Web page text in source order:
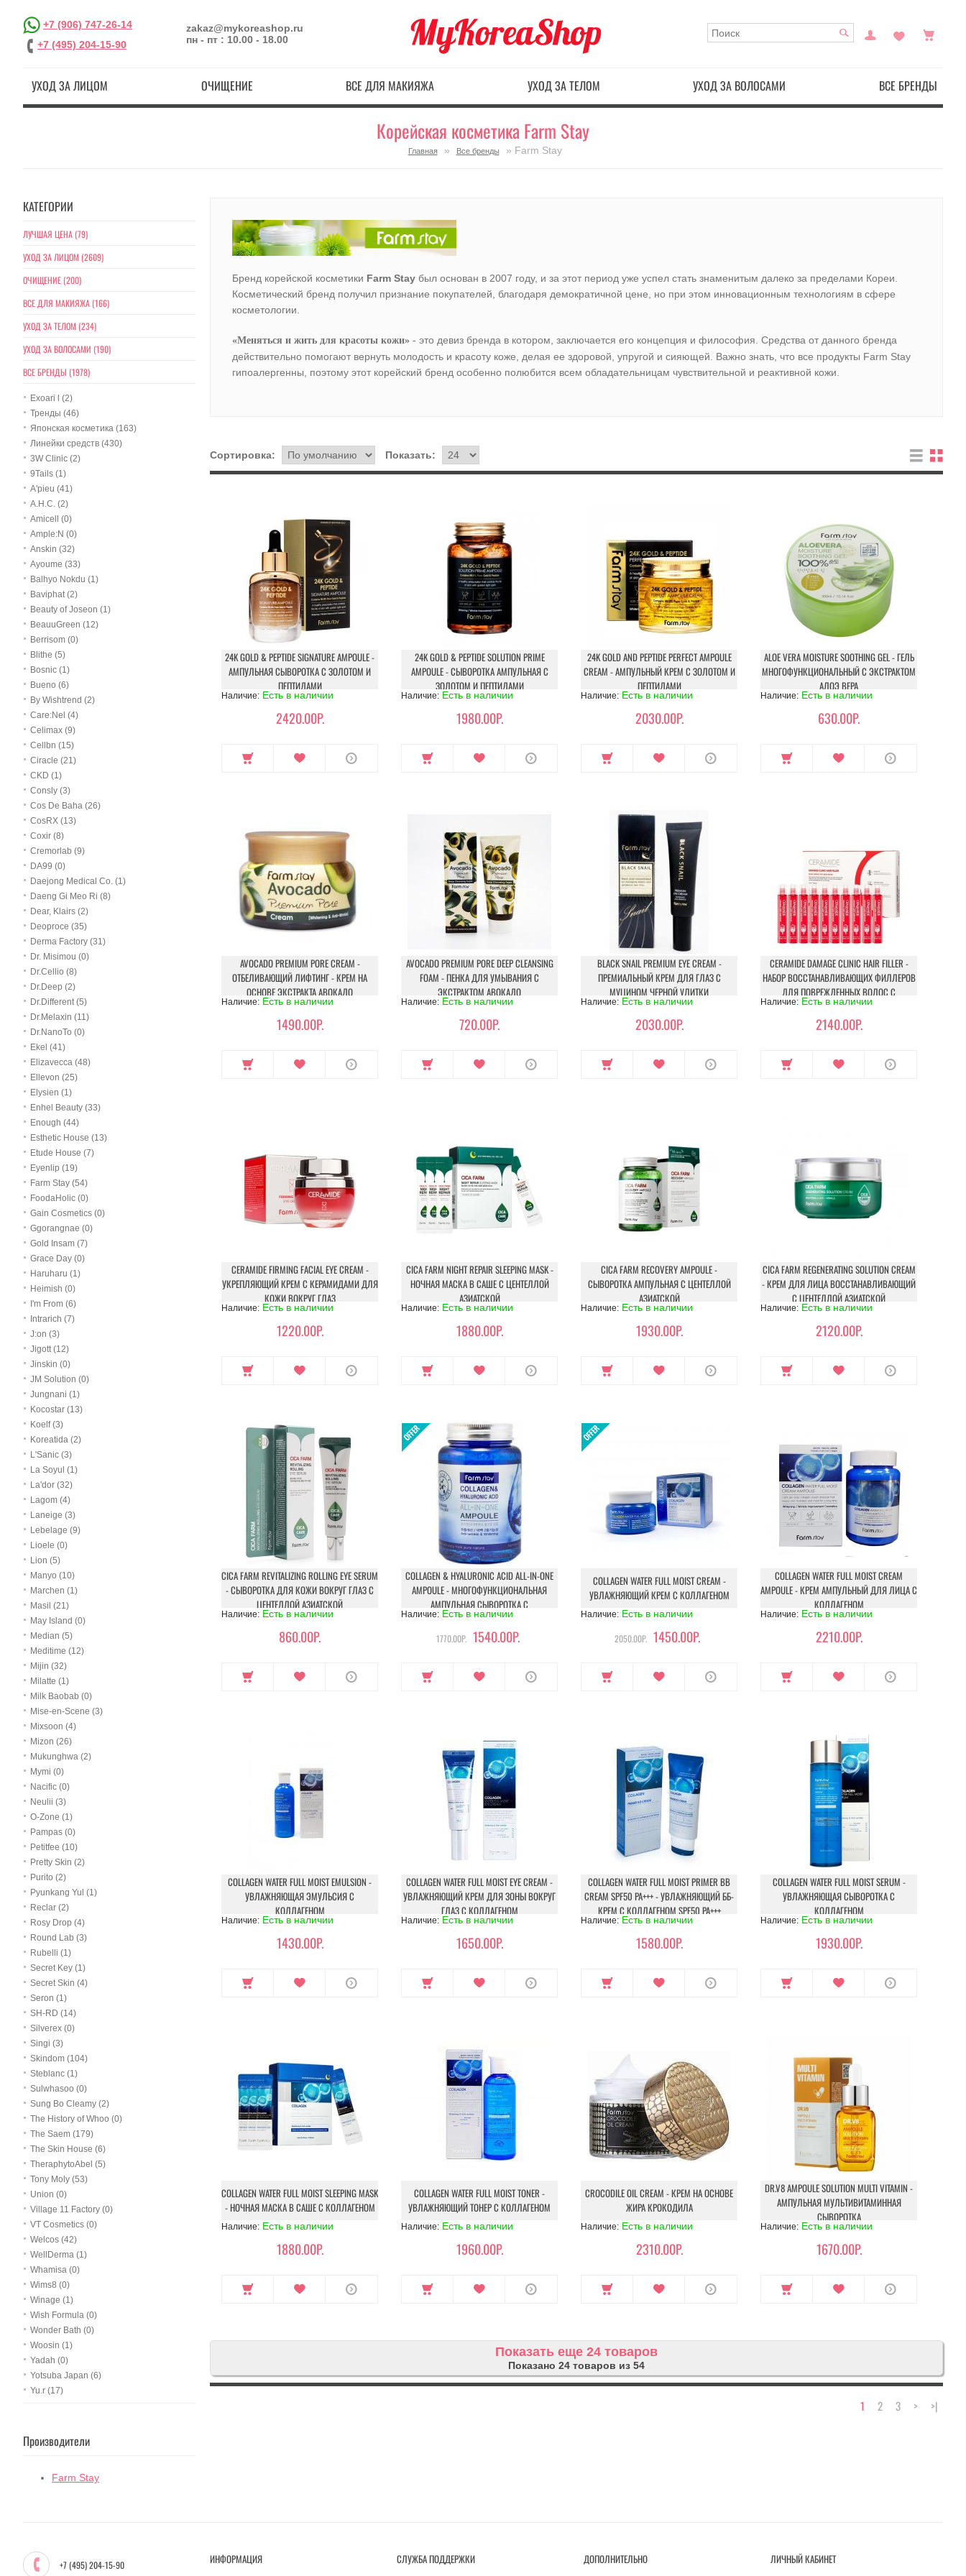
+7 (906) 747-26-14
+7 (495) 204-15-90
zakaz@mykoreashop.ru
пн - пт : 10.00 - 18.00
УХОД ЗА ЛИЦОМ ОЧИЩЕНИЕ ВСЕ ДЛЯ МАКИЯЖА УХОД ЗА ТЕЛОМ УХОД ЗА ВОЛОСАМИ ВСЕ БРЕНДЫ
Корейская косметика Farm Stay
Главная » Все бренды » Farm Stay
КАТЕГОРИИ
ЛУЧШАЯ ЦЕНА (79)
УХОД ЗА ЛИЦОМ (2609)
ОЧИЩЕНИЕ (200)
ВСЕ ДЛЯ МАКИЯЖА (166)
УХОД ЗА ТЕЛОМ (234)
УХОД ЗА ВОЛОСАМИ (190)
ВСЕ БРЕНДЫ (1978)
Exoari l (2)
Тренды (46)
Японская косметика (163)
Линейки средств (430)
3W Clinic (2)
9Tails (1)
A'pieu (41)
A.H.C. (2)
Amicell (0)
Ample:N (0)
Anskin (32)
Ayoume (33)
Balhyo Nokdu (1)
Baviphat (2)
Beauty of Joseon (1)
BeauuGreen (12)
Berrisom (0)
Blithe (5)
Bosnic (1)
Bueno (6)
By Wishtrend (2)
Care:Nel (4)
Celimax (9)
Cellbn (15)
Ciracle (21)
CKD (1)
Consly (3)
Cos De Baha (26)
CosRX (13)
Coxir (8)
Cremorlab (9)
DA99 (0)
Daejong Medical Co. (1)
Daeng Gi Meo Ri (8)
Dear, Klairs (2)
Deoproce (35)
Derma Factory (31)
Dr. Misimou (0)
Dr.Cellio (8)
Dr.Deep (2)
Dr.Different (5)
Dr.Melaxin (11)
Dr.NanoTo (0)
Ekel (41)
Elizavecca (48)
Ellevon (25)
Elysien (1)
Enhel Beauty (33)
Enough (44)
Esthetic House (13)
Etude House (7)
Eyenlip (19)
Farm Stay (54)
FoodaHolic (0)
Gain Cosmetics (0)
Ggorangnae (0)
Gold Insam (7)
Grace Day (0)
Haruharu (1)
Heimish (0)
I'm From (6)
Intrarich (7)
J:on (3)
Jigott (12)
Jinskin (0)
JM Solution (0)
Jungnani (1)
Kocostar (13)
Koelf (3)
Koreatida (2)
L'Sanic (3)
La Soyul (1)
La'dor (32)
Lagom (4)
Laneige (3)
Lebelage (9)
Lioele (0)
Lion (5)
Manyo (10)
Marchen (1)
Masil (21)
May Island (0)
Median (5)
Meditime (12)
Mijin (32)
Milatte (1)
Milk Baobab (0)
Mise-en-Scene (3)
Mixsoon (4)
Mizon (26)
Mukunghwa (2)
Mymi (0)
Nacific (0)
Neulii (3)
O-Zone (1)
Pampas (0)
Petitfee (10)
Pretty Skin (2)
Purito (2)
Pyunkang Yul (1)
Reclar (2)
Rosy Drop (4)
Round Lab (3)
Rubelli (1)
Secret Key (1)
Secret Skin (4)
Seron (1)
SH-RD (14)
Silverex (0)
Singi (3)
Skindom (104)
Steblanc (1)
Sulwhasoo (0)
Sung Bo Cleamy (2)
The History of Whoo (0)
The Saem (179)
The Skin House (6)
TheraphytoAbel (5)
Tony Moly (53)
Union (0)
Village 11 Factory (0)
VT Cosmetics (0)
Welcos (42)
WellDerma (1)
Whamisa (0)
Wims8 (0)
Winage (1)
Wish Formula (0)
Wonder Bath (0)
Woosin (1)
Yadah (0)
Yotsuba Japan (6)
Yu.r (17)
Производители
Farm Stay
Бренд корейской косметики Farm Stay был основан в 2007 году, и за этот период уже успел стать знаменитым далеко за пределами Кореи.
Косметический бренд получил признание покупателей, благодаря демократичной цене, но при этом инновационным технологиям в сфере
косметологии.
«Меняться и жить для красоты кожи» - это девиз бренда в котором, заключается его концепция и философия. Средства от данного бренда
действительно помогают вернуть молодость и красоту коже, делая ее здоровой, упругой и сияющей. Важно знать, что все продукты Farm Stay
гипоалергенны, поэтому этот корейский бренд особенно полюбится всем обладательницам чувствительной и реактивной кожи.
Сортировка: Показать:
24K GOLD & PEPTIDE SIGNATURE AMPOULE -
АМПУЛЬНАЯ СЫВОРОТКА С ЗОЛОТОМ И
ПЕПТИДАМИ
Наличие: Есть в наличии
2420.00Р.
24K GOLD & PEPTIDE SOLUTION PRIME
AMPOULE - СЫВОРОТКА АМПУЛЬНАЯ С
ЗОЛОТОМ И ПЕПТИДАМИ
Наличие: Есть в наличии
1980.00Р.
24K GOLD AND PEPTIDE PERFECT AMPOULE
CREAM - АМПУЛЬНЫЙ КРЕМ С ЗОЛОТОМ И
ПЕПТИДАМИ
Наличие: Есть в наличии
2030.00Р.
ALOE VERA MOISTURE SOOTHING GEL - ГЕЛЬ
МНОГОФУНКЦИОНАЛЬНЫЙ С ЭКСТРАКТОМ
АЛОЭ ВЕРА
Наличие: Есть в наличии
630.00Р.
AVOCADO PREMIUM PORE CREAM -
ОТБЕЛИВАЮЩИЙ ЛИФТИНГ - КРЕМ НА
ОСНОВЕ ЭКСТРАКТА АВОКАДО
Наличие: Есть в наличии
1490.00Р.
AVOCADO PREMIUM PORE DEEP CLEANSING
FOAM - ПЕНКА ДЛЯ УМЫВАНИЯ C
ЭКСТРАКТОМ АВОКАДО
Наличие: Есть в наличии
720.00Р.
BLACK SNAIL PREMIUM EYE CREAM -
ПРЕМИАЛЬНЫЙ КРЕМ ДЛЯ ГЛАЗ С
МУЦИНОМ ЧЕРНОЙ УЛИТКИ
Наличие: Есть в наличии
2030.00Р.
CERAMIDE DAMAGE CLINIC HAIR FILLER -
НАБОР ВОССТАНАВЛИВАЮЩИХ ФИЛЛЕРОВ
ДЛЯ ПОВРЕЖДЕННЫХ ВОЛОС С
КЕРАМИДАМИ
Наличие: Есть в наличии
2140.00Р.
CERAMIDE FIRMING FACIAL EYE CREAM -
УКРЕПЛЯЮЩИЙ КРЕМ С КЕРАМИДАМИ ДЛЯ
КОЖИ ВОКРУГ ГЛАЗ
Наличие: Есть в наличии
1220.00Р.
CICA FARM NIGHT REPAIR SLEEPING MASK -
НОЧНАЯ МАСКА В САШЕ С ЦЕНТЕЛЛОЙ
АЗИАТСКОЙ
Наличие: Есть в наличии
1880.00Р.
CICA FARM RECOVERY AMPOULE -
СЫВОРОТКА АМПУЛЬНАЯ С ЦЕНТЕЛЛОЙ
АЗИАТСКОЙ
Наличие: Есть в наличии
1930.00Р.
CICA FARM REGENERATING SOLUTION CREAM
- КРЕМ ДЛЯ ЛИЦА ВОССТАНАВЛИВАЮЩИЙ
С ЦЕНТЕЛЛОЙ АЗИАТСКОЙ
Наличие: Есть в наличии
2120.00Р.
CICA FARM REVITALIZING ROLLING EYE SERUM
- СЫВОРОТКА ДЛЯ КОЖИ ВОКРУГ ГЛАЗ С
ЦЕНТЕЛЛОЙ АЗИАТСКОЙ
Наличие: Есть в наличии
860.00Р.
COLLAGEN & HYALURONIC ACID ALL-IN-ONE
AMPOULE - МНОГОФУНКЦИОНАЛЬНАЯ
АМПУЛЬНАЯ СЫВОРОТКА С
ГИАЛУРОНОВОЙ КИСЛОТОЙ И
КОЛЛАГЕНОМ
Наличие: Есть в наличии
1770.00Р. 1540.00Р.
COLLAGEN WATER FULL MOIST CREAM -
УВЛАЖНЯЮЩИЙ КРЕМ С КОЛЛАГЕНОМ
Наличие: Есть в наличии
2050.00Р. 1450.00Р.
COLLAGEN WATER FULL MOIST CREAM
AMPOULE - КРЕМ АМПУЛЬНЫЙ ДЛЯ ЛИЦА С
КОЛЛАГЕНОМ
Наличие: Есть в наличии
2210.00Р.
COLLAGEN WATER FULL MOIST EMULSION -
УВЛАЖНЯЮЩАЯ ЭМУЛЬСИЯ С
КОЛЛАГЕНОМ
Наличие: Есть в наличии
1430.00Р.
COLLAGEN WATER FULL MOIST EYE CREAM -
УВЛАЖНЯЮЩИЙ КРЕМ ДЛЯ ЗОНЫ ВОКРУГ
ГЛАЗ С КОЛЛАГЕНОМ
Наличие: Есть в наличии
1650.00Р.
COLLAGEN WATER FULL MOIST PRIMER BB
CREAM SPF50 PA+++ - УВЛАЖНЯЮЩИЙ ББ-
КРЕМ С КОЛЛАГЕНОМ SPF50 PA+++
Наличие: Есть в наличии
1580.00Р.
COLLAGEN WATER FULL MOIST SERUM -
УВЛАЖНЯЮЩАЯ СЫВОРОТКА С
КОЛЛАГЕНОМ
Наличие: Есть в наличии
1930.00Р.
COLLAGEN WATER FULL MOIST SLEEPING MASK
- НОЧНАЯ МАСКА В САШЕ С КОЛЛАГЕНОМ
Наличие: Есть в наличии
1880.00Р.
COLLAGEN WATER FULL MOIST TONER -
УВЛАЖНЯЮЩИЙ ТОНЕР С КОЛЛАГЕНОМ
Наличие: Есть в наличии
1960.00Р.
CROCODILE OIL CREAM - КРЕМ НА ОСНОВЕ
ЖИРА КРОКОДИЛА
Наличие: Есть в наличии
2310.00Р.
DR.V8 AMPOULE SOLUTION MULTI VITAMIN -
АМПУЛЬНАЯ МУЛЬТИВИТАМИННАЯ
СЫВОРОТКА
Наличие: Есть в наличии
1670.00Р.
Показать еще 24 товаров
Показано 24 товаров из 54
1 2 3 > >|
+7 (495) 204-15-90 ИНФОРМАЦИЯ СЛУЖБА ПОДДЕРЖКИ ДОПОЛНИТЕЛЬНО ЛИЧНЫЙ КАБИНЕТ